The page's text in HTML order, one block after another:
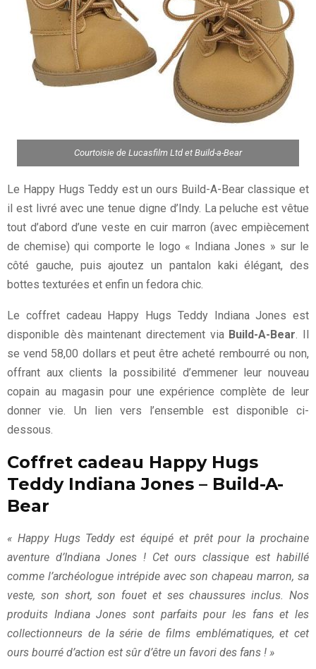
Courtoisie de Lucasfilm Ltd et Build-a-Bear
Le Happy Hugs Teddy est un ours Build-A-Bear classique et
il est livré avec une tenue digne d’Indy. La peluche est vêtue
tout d’abord d’une veste en cuir marron (avec empiècement
de chemise) qui comporte le logo « Indiana Jones » sur le
côté gauche, puis ajoutez un pantalon kaki élégant, des
bottes texturées et enfin un fedora chic.
Le coffret cadeau Happy Hugs Teddy Indiana Jones est
disponible dès maintenant directement via Build-A-Bear. Il
se vend 58,00 dollars et peut être acheté rembourré ou non,
offrant aux clients la possibilité d’emmener leur nouveau
copain au magasin pour une expérience complète de leur
donner vie. Un lien vers l’ensemble est disponible ci-
dessous.
Coffret cadeau Happy Hugs
Teddy Indiana Jones – Build-A-
Bear
« Happy Hugs Teddy est équipé et prêt pour la prochaine
aventure d’Indiana Jones ! Cet ours classique est habillé
comme l’archéologue intrépide avec son chapeau marron, sa
veste, son short, son fouet et ses chaussures inclus. Nos
produits Indiana Jones sont parfaits pour les fans et les
collectionneurs de la série de films emblématiques, et cet
ours bourré d’action est sûr d’être un favori des fans ! »